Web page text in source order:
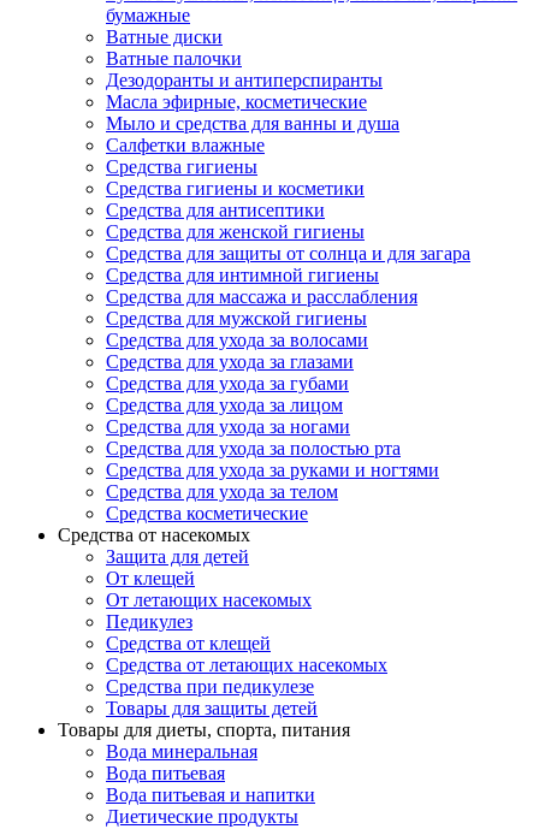
бумажные
Ватные диски
Ватные палочки
Дезодоранты и антиперспиранты
Масла эфирные, косметические
Мыло и средства для ванны и душа
Салфетки влажные
Средства гигиены
Средства гигиены и косметики
Средства для антисептики
Средства для женской гигиены
Средства для защиты от солнца и для загара
Средства для интимной гигиены
Средства для массажа и расслабления
Средства для мужской гигиены
Средства для ухода за волосами
Средства для ухода за глазами
Средства для ухода за губами
Средства для ухода за лицом
Средства для ухода за ногами
Средства для ухода за полостью рта
Средства для ухода за руками и ногтями
Средства для ухода за телом
Средства косметические
Средства от насекомых
Защита для детей
От клещей
От летающих насекомых
Педикулез
Средства от клещей
Средства от летающих насекомых
Средства при педикулезе
Товары для защиты детей
Товары для диеты, спорта, питания
Вода минеральная
Вода питьевая
Вода питьевая и напитки
Диетические продукты